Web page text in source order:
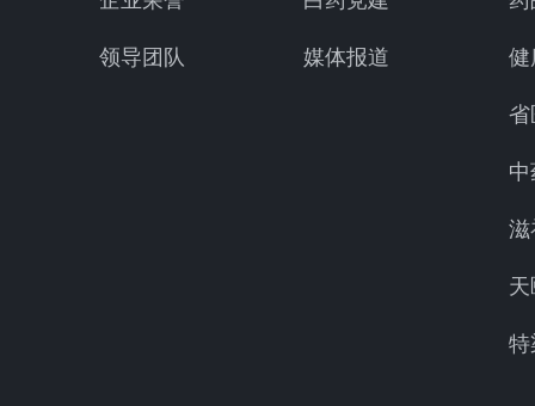
领导团队 媒体报道 健
省
滋
特